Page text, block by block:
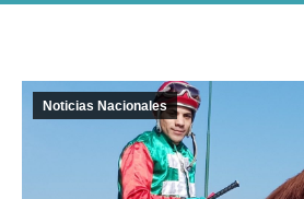
Noticias Nacionales